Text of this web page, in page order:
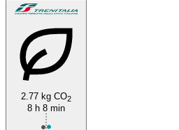
2.77 kg CO2
8 h 8 min